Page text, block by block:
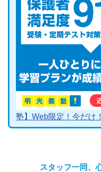
塾】Web限定！今だけ
スタッフ一同、